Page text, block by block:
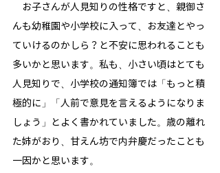
お子さんが人見知りの性格ですと、親御さ
んも幼稚園や小学校に入って、お友達とやっ
ていけるのかしら？と不安に思われることも
多いかと思います。私も、小さい頃はとても
人見知りで、小学校の通知簿では「もっと積
極的に」「人前で意見を言えるようになりま
しょう」とよく書かれていました。歳の離れ
た姉がおり、甘えん坊で内弁慶だったことも
一因かと思います。